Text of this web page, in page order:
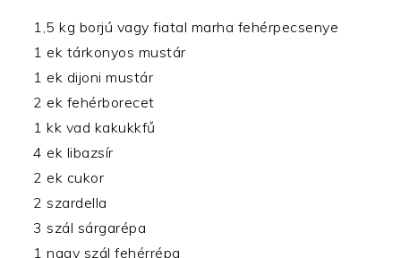
1,5 kg borjú vagy fiatal marha fehérpecsenye
1 ek tárkonyos mustár
1 ek dijoni mustár
2 ek fehérborecet
1 kk vad kakukkfű
4 ek libazsír
2 ek cukor
2 szardella
3 szál sárgarépa
1 nagy szál fehérrépa